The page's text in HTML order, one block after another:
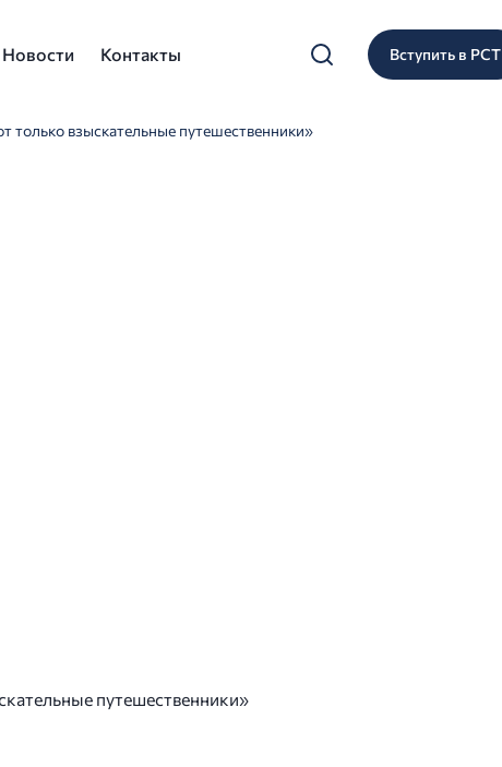
Новости Контакты Вступить в РСТ
взыскательные путешественники»
путешественники»